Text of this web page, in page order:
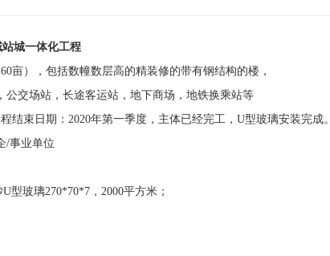
城一体化工程
亩），包括数幢数层高的精装修的带有钢结构的楼，
公交场站，长途客运站，地下商场，地铁换乘站等
程结束日期：2020年第一季度，主体已经完工，U型玻璃安装完成。
/事业单位
型玻璃270*70*7，2000平方米；